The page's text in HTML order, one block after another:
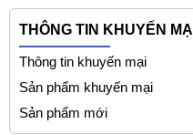
THÔNG TIN KHUYẾN MẠI
Thông tin khuyến mại
Sản phẩm khuyến mại
Sản phẩm mới